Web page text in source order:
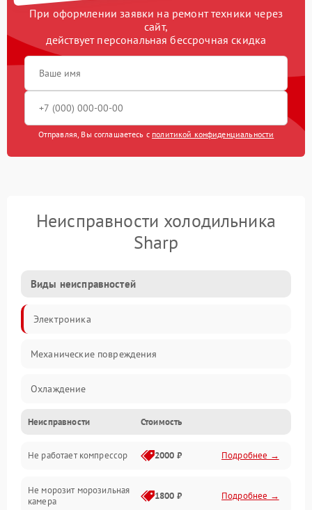
При оформлении заявки на ремонт техники через
сайт,
действует персональная бессрочная скидка
Отправляя, Вы соглашаетесь с политикой конфиденциальности
Неисправности холодильника
Sharp
Виды неисправностей
Электроника
Механические повреждения
Охлаждение
Механика
Электропитание
Дренаж
Неисправности Стоимость
Не работает компрессор 2000 ₽ Подробнее →
Не морозит морозильная
камера
1800 ₽ Подробнее →